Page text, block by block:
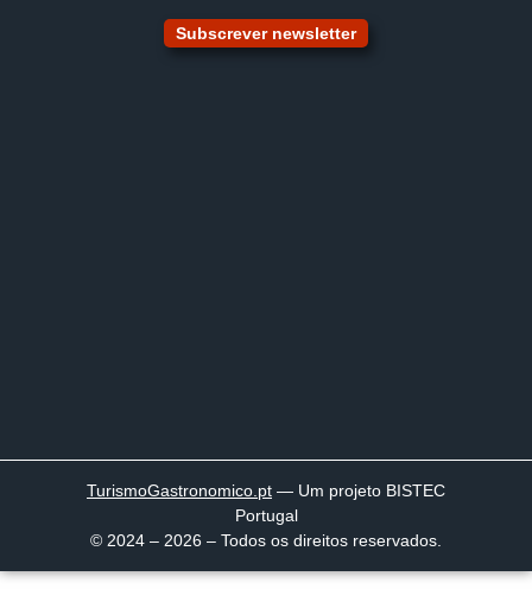
Subscrever newsletter
TurismoGastronomico .pt — Um projeto BISTEC
Portugal
© 2024 – 2026 – Todos os direitos reservados.